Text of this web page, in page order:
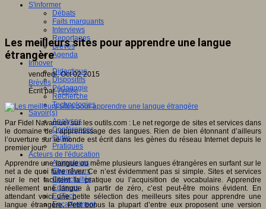
S'informer
Débats
Faits marquants
Interviews
Reportages
Brèves
Agenda
Innover
Didactique
Dispositifs
Pédagogie
Recherche
Technologies
Savoir(s)
Analyses
Conférences
Outils
Pratiques
Acteurs de l'éducation
Animateurs
Chercheurs
Collectivités
Editeurs
EdTech
Encadrement
Les meilleurs sites pour apprendre une langue
étrangère
vendredi, Oct 02 2015
Brèves
Écrit parAn@é
Par Fidel Navamuel sur les outils.com : Le net regorge de sites et services dans
le domaine de l’apprentissage des langues. Rien de bien étonnant d’ailleurs
l’ouverture sur le monde est écrit dans les gènes du réseau Internet depuis le
premier jour.
Apprendre une langue ou même plusieurs langues étrangères en surfant sur le
net a de quoi faire rêver. Ce n’est évidemment pas si simple. Sites et services
sur le net facilitent la pratique ou l’acquisition de vocabulaire. Apprendre
réellement une langue à partir de zéro, c’est peut-être moins évident. En
attendant voici une petite sélection des meilleurs sites pour apprendre une
langue étrangère. Petit bonus la plupart d’entre eux proposent une version